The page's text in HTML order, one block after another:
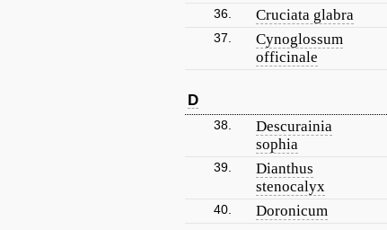
36.
Cruciata glabra
37.
Cynoglossum
officinale
D
38.
Descurainia
sophia
39.
Dianthus
stenocalyx
40. Doronicum